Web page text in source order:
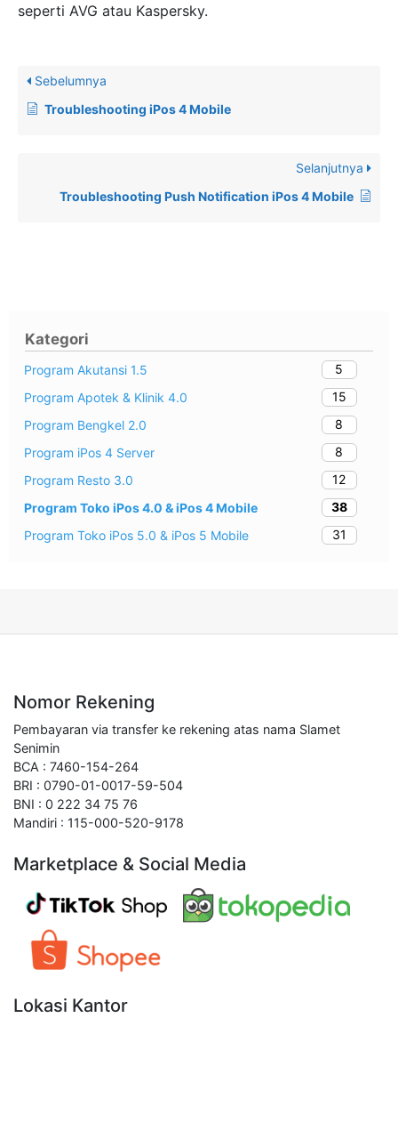
Kategori
Program Akutansi 1.5
5
Program Apotek & Klinik 4.0
15
Program Bengkel 2.0
8
Program iPos 4 Server
8
Program Resto 3.0
12
Program Toko iPos 4.0 & iPos 4 Mobile
38
Program Toko iPos 5.0 & iPos 5 Mobile
31
seperti AVG atau Kaspersky.
Sebelumnya
Troubleshooting iPos 4 Mobile
Selanjutnya
Troubleshooting Push Notification iPos 4 Mobile
Nomor Rekening
Pembayaran via transfer ke rekening atas nama Slamet
Senimin
BCA : 7460-154-264
BRI : 0790-01-0017-59-504
BNI : 0 222 34 75 76
Mandiri : 115-000-520-9178
Marketplace & Social Media
Lokasi Kantor